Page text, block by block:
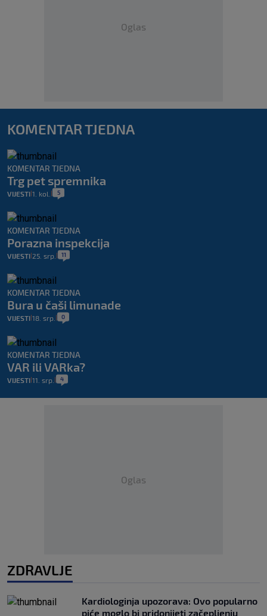
Oglas
KOMENTAR TJEDNA
KOMENTAR TJEDNA
Trg pet spremnika
VIJESTI 1. kol. 5
KOMENTAR TJEDNA
Porazna inspekcija
VIJESTI 25. srp. 11
KOMENTAR TJEDNA
Bura u čaši limunade
VIJESTI 18. srp. 0
KOMENTAR TJEDNA
VAR ili VARka?
VIJESTI 11. srp. 4
Oglas
ZDRAVLJE
Kardiologinja upozorava: Ovo popularno
piće moglo bi pridonijeti začepljenju